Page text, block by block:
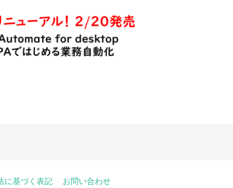
に基づく表記 お問い合わせ